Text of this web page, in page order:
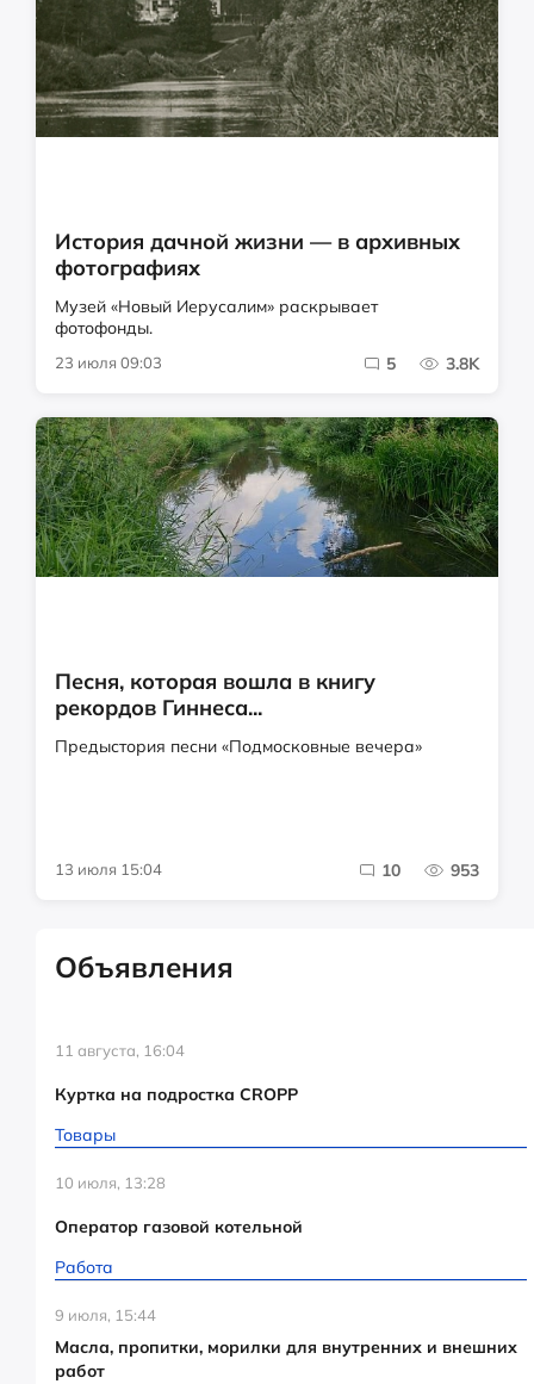
История дачной жизни — в архивных
фотографиях
Музей «Новый Иерусалим» раскрывает
фотофонды.
23 июля 09:03 5 3.8K
Песня, которая вошла в книгу
рекордов Гиннеса...
Предыстория песни «Подмосковные вечера»
13 июля 15:04 10 953
Объявления
11 августа, 16:04
Куртка на подростка CROPP
Товары
10 июля, 13:28
Оператор газовой котельной
Работа
9 июля, 15:44
Масла, пропитки, морилки для внутренних и внешних
работ